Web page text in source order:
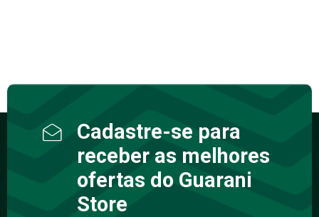
Cadastre-se para
receber as melhores
ofertas do Guarani
Store